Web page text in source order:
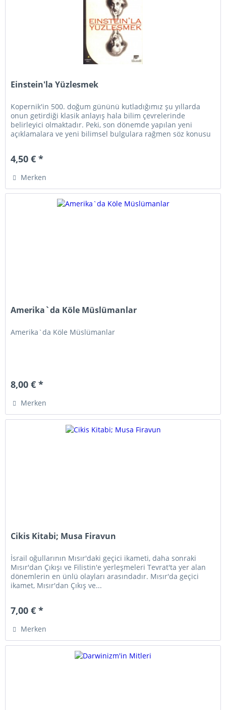
Einstein'la Yüzlesmek
Kopernik'in 500. doğum gününü kutladığımız şu yıllarda
onun getirdiği klasik anlayış hala bilim çevrelerinde
belirleyici olmaktadır. Peki, son dönemde yapılan yeni
açıklamalara ve yeni bilimsel bulgulara rağmen söz konusu
4,50 € *
Merken
Amerika`da Köle Müslümanlar
Amerika`da Köle Müslümanlar
8,00 € *
Merken
Cikis Kitabi; Musa Firavun
İsrail oğullarının Mısır'daki geçici ikameti, daha sonraki
Mısır'dan Çıkışı ve Filistin'e yerleşmeleri Tevrat'ta yer alan
dönemlerin en ünlü olayları arasındadır. Mısır'da geçici
ikamet, Mısır'dan Çıkış ve...
7,00 € *
Merken